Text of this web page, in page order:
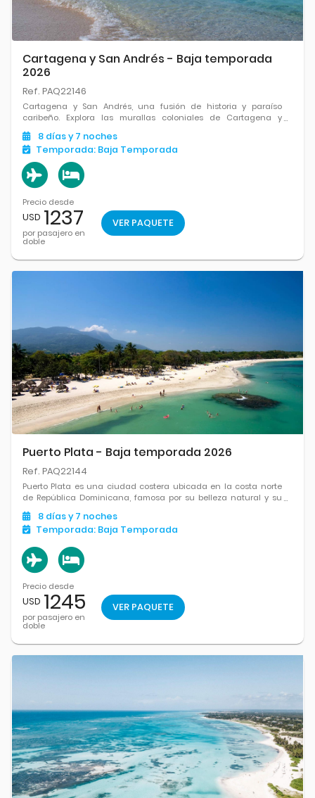
Cartagena y San Andrés - Baja temporada
2026
Ref. PAQ22146
Cartagena y San Andrés, una fusión de historia y paraíso
caribeño. Explora las murallas coloniales de Cartagena y
relájate en las playas de aguas cristalinas de San Andrés. Un
viaje que te lleva de lo histórico a lo tropical.
8 díasy 7 noches
Temporada: Baja Temporada
Precio desde
USD 1237
por pasajero en
doble
VER PAQUETE
Puerto Plata - Baja temporada 2026
Ref. PAQ22144
Puerto Plata es una ciudad costera ubicada en la costa norte
de República Dominicana, famosa por su belleza natural y su
rica historia.
8 díasy 7 noches
Temporada: Baja Temporada
Precio desde
USD 1245
por pasajero en
doble
VER PAQUETE